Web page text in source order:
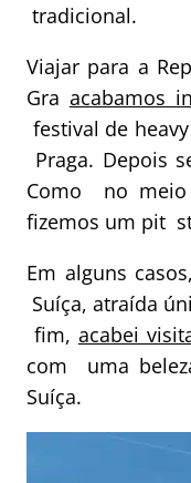
tradicional.
Viajar para a
Gra acabamos
festival de
Praga. Depois
Como no meio
fizemos um pit
Em alguns
Suíça, atraída
fim, acabei
com uma
Suíça.